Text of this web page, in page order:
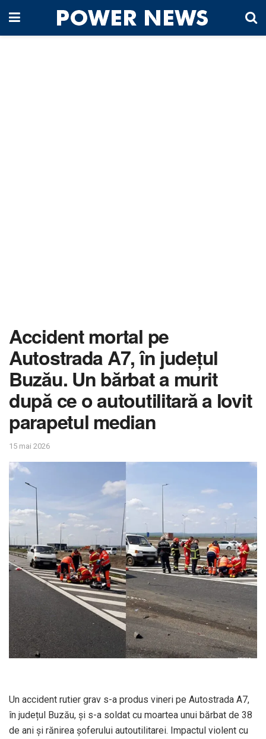
Accident mortal pe
Autostrada A7, în județul
Buzău. Un bărbat a murit
după ce o autoutilitară a lovit
parapetul median
15 mai 2026
Un accident rutier grav s-a produs vineri pe Autostrada A7,
în județul Buzău, și s-a soldat cu moartea unui bărbat de 38
de ani și rănirea șoferului autoutilitarei. Impactul violent cu